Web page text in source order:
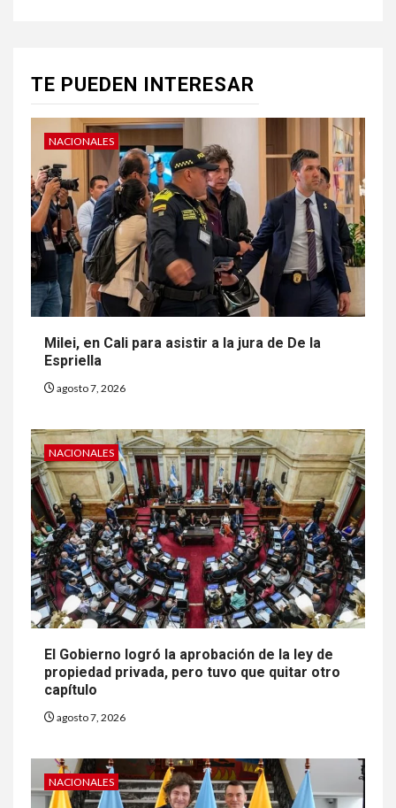
TE PUEDEN INTERESAR
NACIONALES
Milei, en Cali para asistir a la jura de De la
Espriella
agosto 7, 2026
NACIONALES
El Gobierno logró la aprobación de la ley de
propiedad privada, pero tuvo que quitar otro
capítulo
agosto 7, 2026
NACIONALES